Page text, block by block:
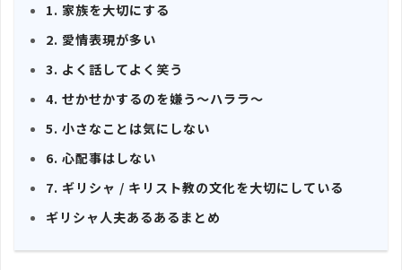
1. 家族を大切にする
2. 愛情表現が多い
3. よく話してよく笑う
4. せかせかするのを嫌う〜ハララ〜
5. 小さなことは気にしない
6. 心配事はしない
7. ギリシャ / キリスト教の文化を大切にしている
ギリシャ人夫あるあるまとめ